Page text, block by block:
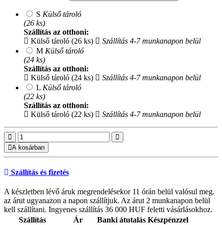
S Külső tároló
(26 ks)
Szállítás az otthoni:
Külső tároló (26 ks)
Szállítás 4-7 munkanapon belül
M Külső tároló
(24 ks)
Szállítás az otthoni:
Külső tároló (24 ks)
Szállítás 4-7 munkanapon belül
L Külső tároló
(22 ks)
Szállítás az otthoni:
Külső tároló (22 ks)
Szállítás 4-7 munkanapon belül
A kosárban
Szállítás és fizetés
A készletben lévő áruk megrendelésekor 11 órán belül valósul meg.
az árut ugyanazon a napon szállítjuk. Az árut 2 munkanapon belül
kell szállítani. Ingyenes szállítás 36 000 HUF feletti vásárlásokhoz.
Szállítás
Ár Banki átutalás Készpénzzel